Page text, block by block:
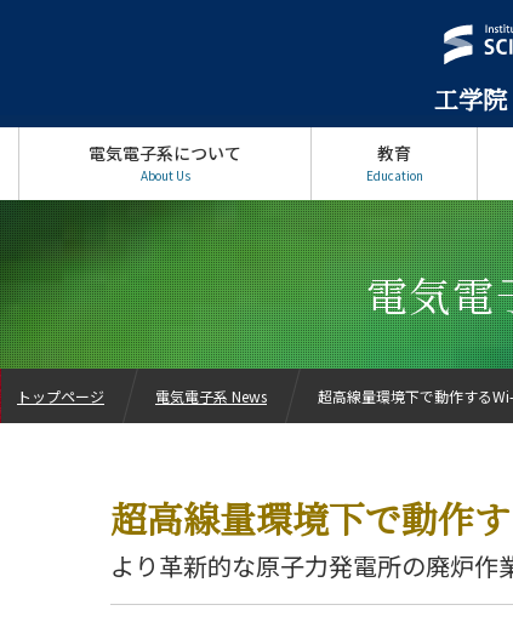
工学
電気電子系について
About Us
教育
Education
電気
超高線量環境下で動作
より革新的な原子力発電所の廃炉作
トップページ 電気電子系 News 超高線量環境下で動作する
電気電子系について